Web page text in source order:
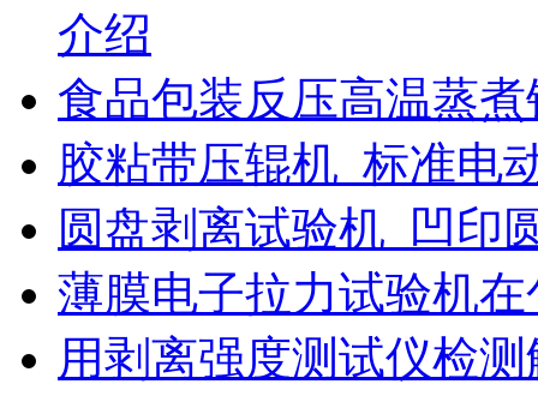
介绍
食品包装反压高温蒸
胶粘带压辊机_标准电
圆盘剥离试验机_凹印
薄膜电子拉力试验机
用剥离强度测试仪检